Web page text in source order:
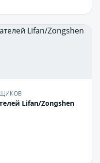
Lifan/Zongshen